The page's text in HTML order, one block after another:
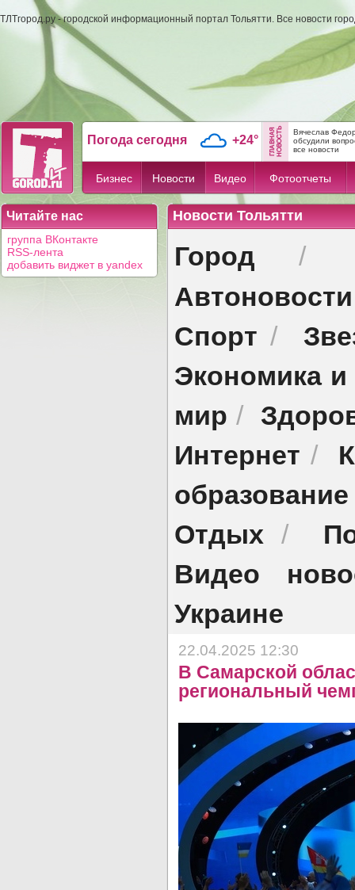
ТЛТгород.ру - городской информационный портал Тольятти. Все новости
Погода сегодня +24°
Вячеслав
обсудили
все новости
Бизнес Новости Видео Фотоотчеты
Читайте нас
группа ВКонтакте
RSS-лента
добавить виджет в yandex
Новости Тольятти
Город /
Автоновости
Спорт /
Экономика и
мир /
Интернет /
образование
Отдых /
Видео
Украине
22.04.2025 12:30
В Самарской
региональный